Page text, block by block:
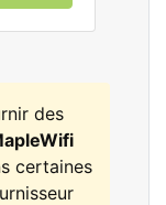
des
certaines